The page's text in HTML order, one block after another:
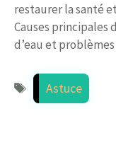
restaurer la santé
Causes principales
d’eau et
Étiquettes
Astuce